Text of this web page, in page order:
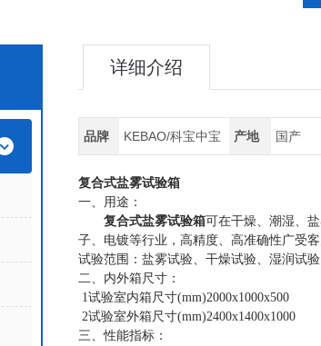
详细介绍
品牌 KEBAO/科宝中宝 产地 国产
复合式盐雾试验箱
一、 用途：
复合式盐雾试验箱可在干燥、潮湿、
子、电镀等行业， 高精度、高准确性广受客
试验范围：盐雾试验、干燥试验、湿润试验
二、 内外箱尺寸：
1试验室内箱尺寸(mm)2000x1000x500
2试验室外箱尺寸(mm)2400x1400x1000
三、性能指标：